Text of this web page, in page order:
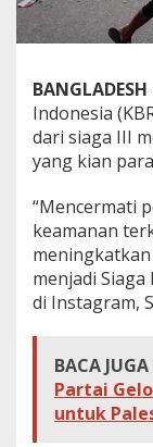
BANGLADESH
Indonesia
dari siaga III
yang kian
“Mencermati
keamanan
menjadi
di Instagram,
BACA JUGA
Partai
untuk